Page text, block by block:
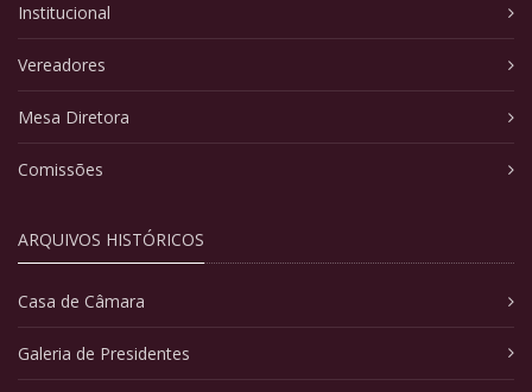
Institucional
Vereadores
Mesa Diretora
Comissões
ARQUIVOS HISTÓRICOS
Casa de Câmara
Galeria de Presidentes